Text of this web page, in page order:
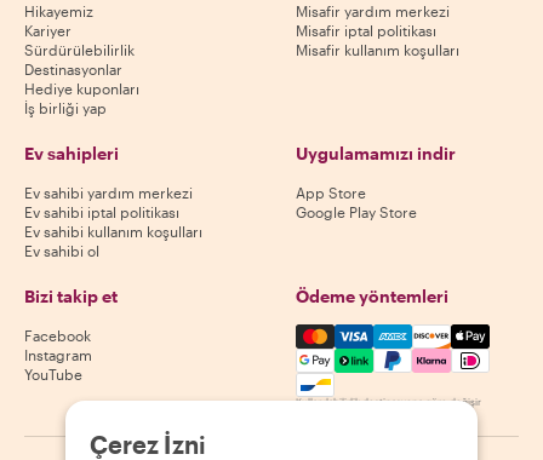
Hikayemiz
Kariyer
Sürdürülebilirlik
Destinasyonlar
Hediye kuponları
İş birliği yap
Misafir yardım merkezi
Misafir iptal politikası
Misafir kullanım koşulları
Ev sahipleri
Ev sahibi yardım merkezi
Ev sahibi iptal politikası
Ev sahibi kullanım koşulları
Ev sahibi ol
Uygulamamızı indir
App Store
Google Play Store
Bizi takip et
Facebook
Instagram
YouTube
Ödeme yöntemleri
Mastercard, Visa, Amex,
Kullanılabilirlik destinasyona göre değişir
Çerez İzni